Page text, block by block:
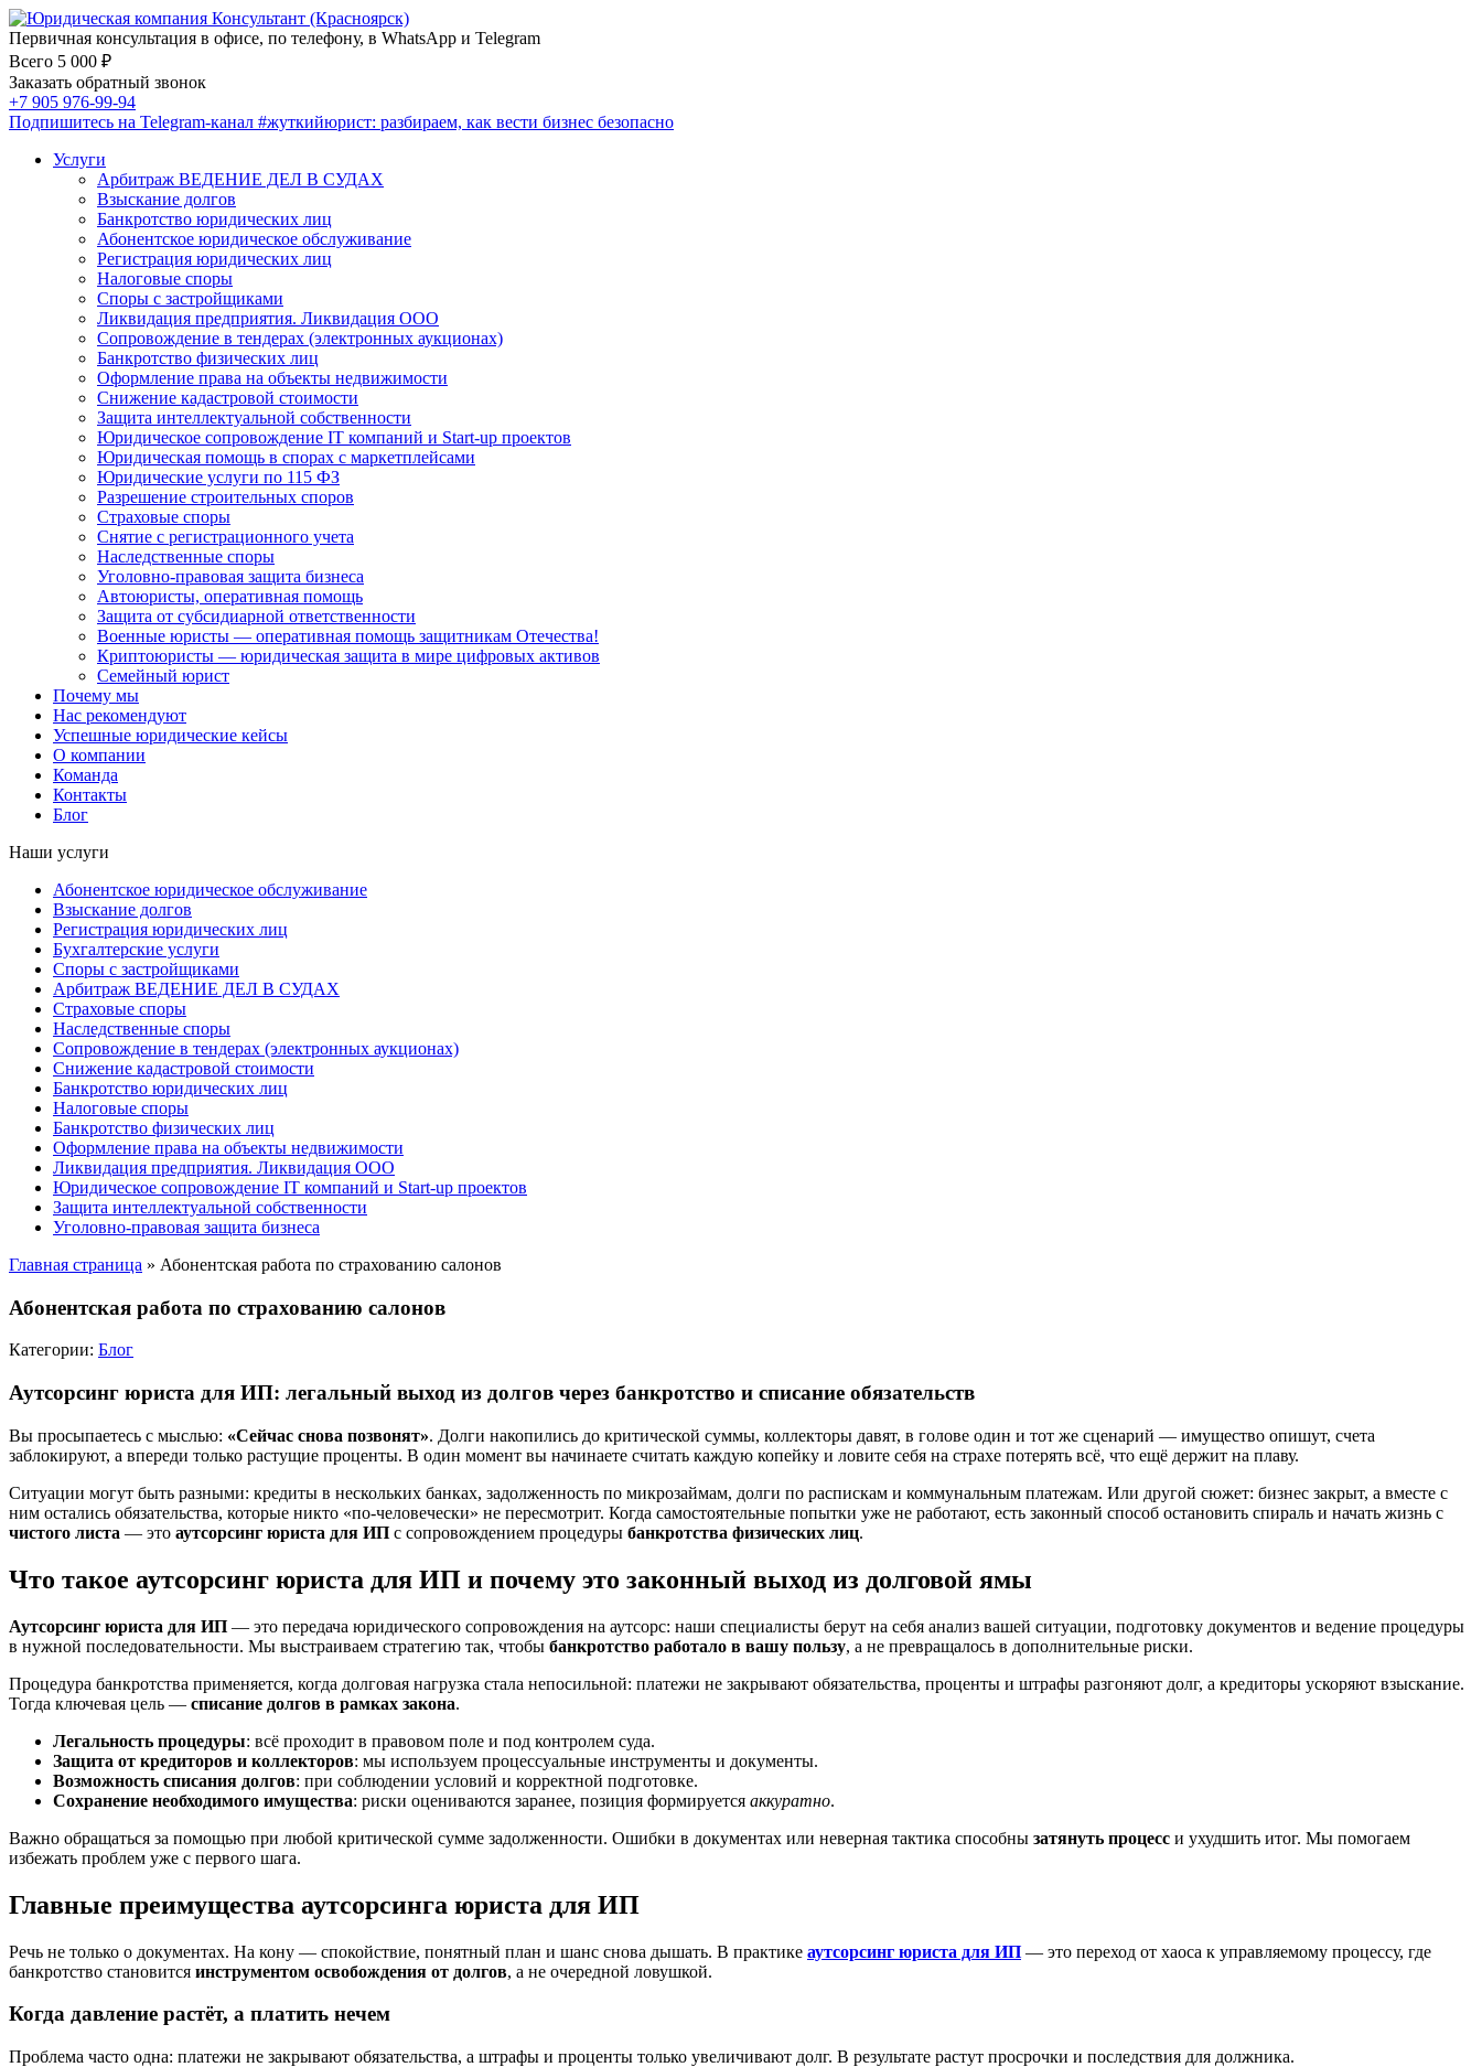
Первичная консультация в офисе, по телефону, в WhatsApp и Telegram
Всего 5 000 ₽
Заказать обратный звонок
+7 905 976-99-94
Подпишитесь на Telegram-канал #жуткийюрист: разбираем, как вести бизнес безопасно
Услуги
Арбитраж ВЕДЕНИЕ ДЕЛ В СУДАХ
Взыскание долгов
Банкротство юридических лиц
Абонентское юридическое обслуживание
Регистрация юридических лиц
Налоговые споры
Споры с застройщиками
Ликвидация предприятия. Ликвидация ООО
Сопровождение в тендерах (электронных аукционах)
Банкротство физических лиц
Оформление права на объекты недвижимости
Снижение кадастровой стоимости
Защита интеллектуальной собственности
Юридическое сопровождение IT компаний и Start-up проектов
Юридическая помощь в спорах с маркетплейсами
Юридические услуги по 115 ФЗ
Разрешение строительных споров
Страховые споры
Снятие с регистрационного учета
Наследственные споры
Уголовно-правовая защита бизнеса
Автоюристы, оперативная помощь
Защита от субсидиарной ответственности
Военные юристы — оперативная помощь защитникам Отечества!
Криптоюристы — юридическая защита в мире цифровых активов
Семейный юрист
Почему мы
Нас рекомендуют
Успешные юридические кейсы
О компании
Команда
Контакты
Блог
Наши услуги
Абонентское юридическое обслуживание
Взыскание долгов
Регистрация юридических лиц
Бухгалтерские услуги
Споры с застройщиками
Арбитраж ВЕДЕНИЕ ДЕЛ В СУДАХ
Страховые споры
Наследственные споры
Сопровождение в тендерах (электронных аукционах)
Снижение кадастровой стоимости
Банкротство юридических лиц
Налоговые споры
Банкротство физических лиц
Оформление права на объекты недвижимости
Ликвидация предприятия. Ликвидация ООО
Юридическое сопровождение IT компаний и Start-up проектов
Защита интеллектуальной собственности
Уголовно-правовая защита бизнеса
Главная страница » Абонентская работа по страхованию салонов
Абонентская работа по страхованию салонов
Категории: Блог
Аутсорсинг юриста для ИП: легальный выход из долгов через банкротство и списание обязательств
Вы просыпаетесь с мыслью: «Сейчас снова позвонят». Долги накопились до критической суммы, коллекторы давят, в голове один и тот же сценарий — имущество опишут, счета
заблокируют, а впереди только растущие проценты. В один момент вы начинаете считать каждую копейку и ловите себя на страхе потерять всё, что ещё держит на плаву.
Ситуации могут быть разными: кредиты в нескольких банках, задолженность по микрозаймам, долги по распискам и коммунальным платежам. Или другой сюжет: бизнес закрыт, а вместе с
ним остались обязательства, которые никто «по-человечески» не пересмотрит. Когда самостоятельные попытки уже не работают, есть законный способ остановить спираль и начать жизнь с
чистого листа — это аутсорсинг юриста для ИП с сопровождением процедуры банкротства физических лиц.
Что такое аутсорсинг юриста для ИП и почему это законный выход из долговой ямы
Аутсорсинг юриста для ИП — это передача юридического сопровождения на аутсорс: наши специалисты берут на себя анализ вашей ситуации, подготовку документов и ведение процедуры
в нужной последовательности. Мы выстраиваем стратегию так, чтобы банкротство работало в вашу пользу, а не превращалось в дополнительные риски.
Процедура банкротства применяется, когда долговая нагрузка стала непосильной: платежи не закрывают обязательства, проценты и штрафы разгоняют долг, а кредиторы ускоряют взыскание.
Тогда ключевая цель — списание долгов в рамках закона.
Легальность процедуры: всё проходит в правовом поле и под контролем суда.
Защита от кредиторов и коллекторов: мы используем процессуальные инструменты и документы.
Возможность списания долгов: при соблюдении условий и корректной подготовке.
Сохранение необходимого имущества: риски оцениваются заранее, позиция формируется аккуратно.
Важно обращаться за помощью при любой критической сумме задолженности. Ошибки в документах или неверная тактика способны затянуть процесс и ухудшить итог. Мы помогаем
избежать проблем уже с первого шага.
Главные преимущества аутсорсинга юриста для ИП
Речь не только о документах. На кону — спокойствие, понятный план и шанс снова дышать. В практике аутсорсинг юриста для ИП — это переход от хаоса к управляемому процессу, где
банкротство становится инструментом освобождения от долгов, а не очередной ловушкой.
Когда давление растёт, а платить нечем
Проблема часто одна: платежи не закрывают обязательства, а штрафы и проценты только увеличивают долг. В результате растут просрочки и последствия для должника.